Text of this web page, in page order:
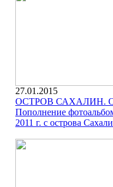
27.01.2015
ОСТРОВ САХАЛИН.
Пополнение
2011 г. с острова